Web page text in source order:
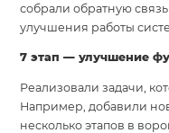
собрали обратную
улучшения работы
7 этап — улучшение
Реализовали задачи,
Например, добавили
несколько этапов в